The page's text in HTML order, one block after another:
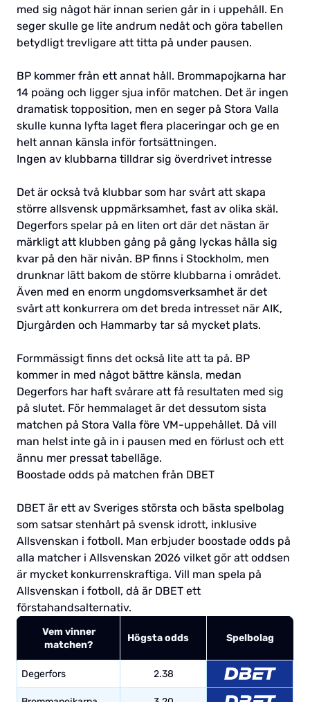
med sig något här innan serien går in i uppehåll. En
seger skulle ge lite andrum nedåt och göra tabellen
betydligt trevligare att titta på under pausen.
BP kommer från ett annat håll. Brommapojkarna har
14 poäng och ligger sjua inför matchen. Det är ingen
dramatisk topposition, men en seger på Stora Valla
skulle kunna lyfta laget flera placeringar och ge en
helt annan känsla inför fortsättningen.
Ingen av klubbarna tilldrar sig överdrivet intresse
Det är också två klubbar som har svårt att skapa
större allsvensk uppmärksamhet, fast av olika skäl.
Degerfors spelar på en liten ort där det nästan är
märkligt att klubben gång på gång lyckas hålla sig
kvar på den här nivån. BP finns i Stockholm, men
drunknar lätt bakom de större klubbarna i området.
Även med en enorm ungdomsverksamhet är det
svårt att konkurrera om det breda intresset när AIK,
Djurgården och Hammarby tar så mycket plats.
Formmässigt finns det också lite att ta på. BP
kommer in med något bättre känsla, medan
Degerfors har haft svårare att få resultaten med sig
på slutet. För hemmalaget är det dessutom sista
matchen på Stora Valla före VM-uppehållet. Då vill
man helst inte gå in i pausen med en förlust och ett
ännu mer pressat tabelläge.
Boostade odds på matchen från DBET
DBET är ett av Sveriges största och bästa spelbolag
som satsar stenhårt på svensk idrott, inklusive
Allsvenskan i fotboll. Man erbjuder boostade odds på
alla matcher i Allsvenskan 2026 vilket gör att oddsen
är mycket konkurrenskraftiga. Vill man spela på
Allsvenskan i fotboll, då är DBET ett
förstahandsalternativ.
Vem vinner
matchen?
Högsta odds Spelbolag
Degerfors 2.38